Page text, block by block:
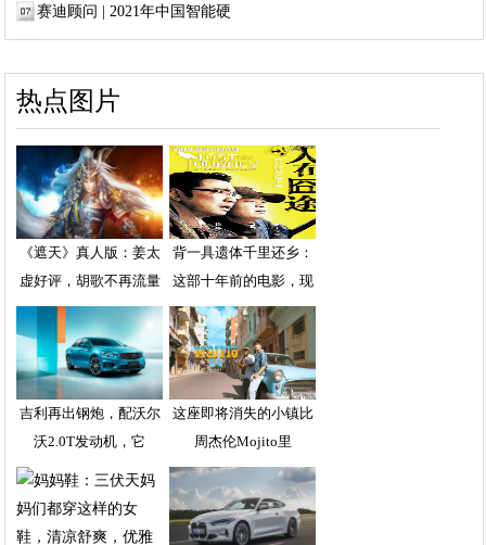
赛迪顾问 | 2021年中国智能硬
热点图片
《遮天》真人版：姜太
虚好评，胡歌不再流量
背一具遗体千里还乡：
这部十年前的电影，现
吉利再出钢炮，配沃尔
沃2.0T发动机，它
这座即将消失的小镇比
周杰伦Mojito里